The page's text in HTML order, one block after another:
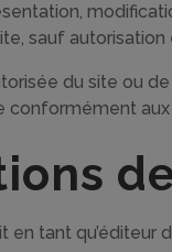
sauf
du site ou
en tant qu’éditeur